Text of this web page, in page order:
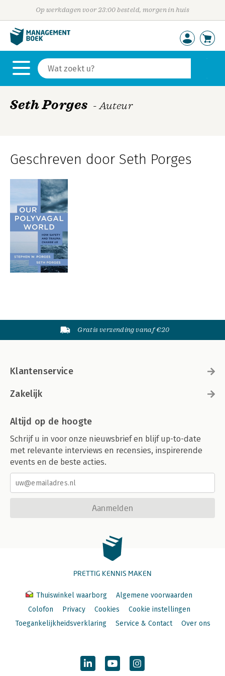
Op werkdagen voor 23:00 besteld, morgen in huis
Seth Porges - Auteur
Geschreven door Seth Porges
Gratis verzending vanaf €20
Klantenservice
Zakelijk
Altijd op de hoogte
Schrijf u in voor onze nieuwsbrief en blijf up-to-date
met relevante interviews en recensies, inspirerende
events en de beste acties.
Aanmelden
PRETTIG KENNIS MAKEN
Thuiswinkel waarborg
Algemene voorwaarden
Colofon
Privacy Cookies
Cookie instellingen
Toegankelijkheidsverklaring
Service & Contact Over ons